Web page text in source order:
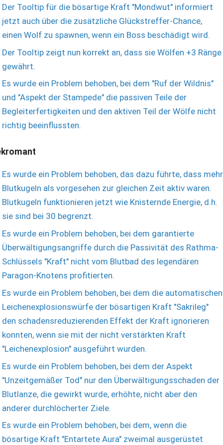
Der Tooltip für die bösartige Kraft "Mondwut" informiert
jetzt auch über die zusätzliche Glückstreffer-Chance,
einen Wolf zu spawnen, wenn ein Boss beschädigt wird.
Der Tooltip zeigt nun korrekt an, dass sie Wölfen +3 Ränge
gewährt.
Es wurde ein Problem behoben, bei dem "Ruf der Wildnis"
und "Aspekt der Stampede" die passiven Teile der
Begleiterfertigkeiten und den aktiven Teil der Wölfe nicht
richtig beeinflussten.
Es wurde ein Problem behoben, das dazu führte, dass mehr
Blutkugeln als vorgesehen zur gleichen Zeit aktiv waren.
Blutkugeln funktionieren jetzt wie Knisternde Energie, d.h.
sie sind bei 30 begrenzt.
Es wurde ein Problem behoben, bei dem garantierte
Überwältigungsangriffe durch die Passivität des Rathma-
Schlüssels "Kraft" nicht vom Blutbad des legendären
Paragon-Knotens profitierten.
Es wurde ein Problem behoben, bei dem die automatischen
Leichenexplosionswürfe der bösartigen Kraft "Sakrileg"
den schadensreduzierenden Effekt der Kraft ignorieren
konnten, wenn sie mit der nicht verstärkten Kraft
"Leichenexplosion" ausgeführt wurden.
Es wurde ein Problem behoben, bei dem der Aspekt
"Unzeitgemäßer Tod" nur den Überwältigungsschaden der
Blutlanze, die gewirkt wurde, erhöhte, nicht aber den
anderer durchlöcherter Ziele.
Es wurde ein Problem behoben, bei dem, wenn die
bösartige Kraft "Entartete Aura" zweimal ausgerüstet